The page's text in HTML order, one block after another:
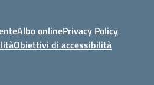
Albo onlinePrivacy Policy
Obiettivi di accessibilità